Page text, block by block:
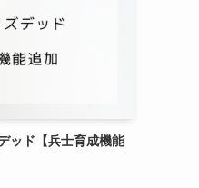
ッド【兵士育成機能